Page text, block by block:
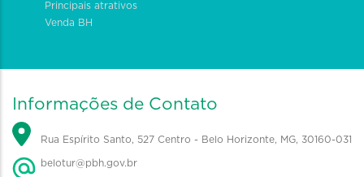
Principais atrativos
Venda BH
Informações de Contato
Rua Espírito Santo, 527 Centro - Belo Horizonte, MG, 30160-031
belotur@pbh.gov.br